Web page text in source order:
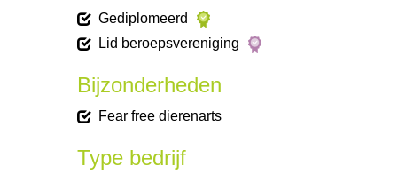
Gediplomeerd
Lid beroepsvereniging
Bijzonderheden
Fear free dierenarts
Type bedrijf